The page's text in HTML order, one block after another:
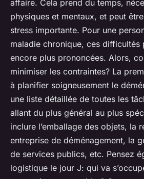
affaire. Cela prend du temps,
physiques et mentaux, et peut
stress importante. Pour une
maladie chronique, ces difficultés
encore plus prononcées. Alors,
minimiser les contraintes? La
à planifier soigneusement le
une liste détaillée de toutes les
allant du plus général au plus
inclure l’emballage des objets, la
entreprise de déménagement, la
de services publics, etc. Pensez
logistique le jour J: qui va